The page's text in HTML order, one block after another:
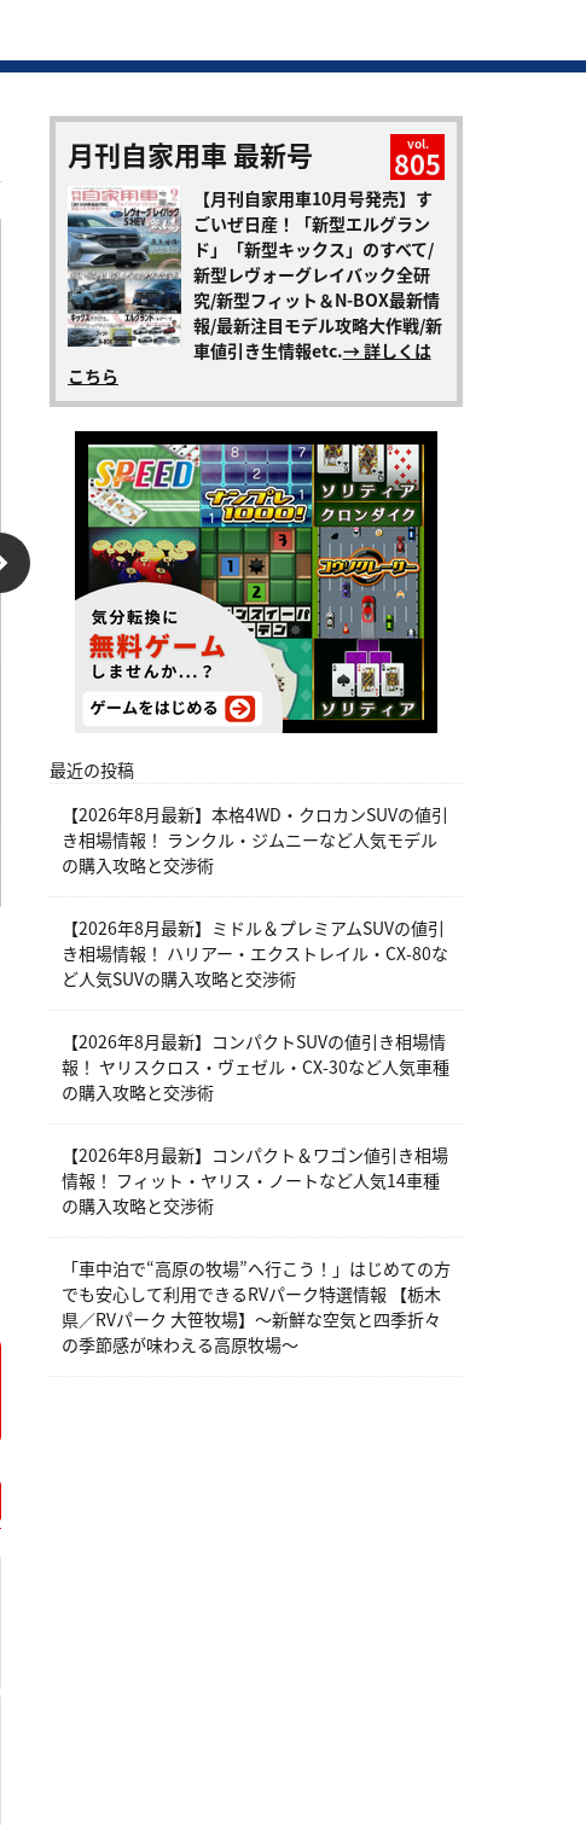
月刊自家用車 最新号 vol.
805
【月刊自家用車10月号発売】す
ごいぜ日産！「新型エルグラン
ド」「新型キックス」のすべて/
新型レヴォーグレイバック全研
究/新型フィット＆N-BOX最新情
報/最新注目モデル攻略大作戦/新
車値引き生情報etc.→ 詳しくは
こちら
最近の投稿
【2026年8月最新】本格4WD・クロカンSUVの値引
き相場情報！ ランクル・ジムニーなど人気モデル
の購入攻略と交渉術
【2026年8月最新】ミドル＆プレミアムSUVの値引
き相場情報！ ハリアー・エクストレイル・CX-80な
ど人気SUVの購入攻略と交渉術
【2026年8月最新】コンパクトSUVの値引き相場情
報！ ヤリスクロス・ヴェゼル・CX-30など人気車種
の購入攻略と交渉術
【2026年8月最新】コンパクト＆ワゴン値引き相場
情報！ フィット・ヤリス・ノートなど人気14車種
の購入攻略と交渉術
「車中泊で“高原の牧場”へ行こう！」はじめての方
でも安心して利用できるRVパーク特選情報 【栃木
県／RVパーク 大笹牧場】～新鮮な空気と四季折々
の季節感が味わえる高原牧場～